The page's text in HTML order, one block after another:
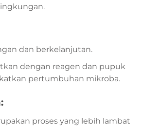
dan berkelanjutan.
dengan reagen dan pupuk
pertumbuhan mikroba.
proses yang lebih lambat